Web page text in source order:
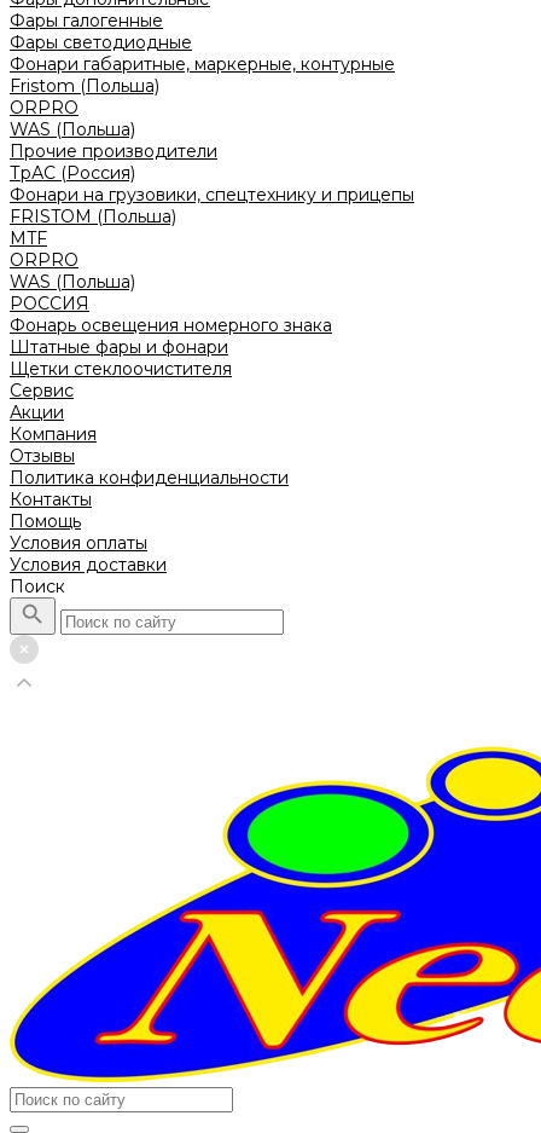
Фары галогенные
Фары светодиодные
Фонари габаритные, маркерные, контурные
Fristom (Польша)
ORPRO
WAS (Польша)
Прочие производители
ТрАС (Россия)
Фонари на грузовики, спецтехнику и прицепы
FRISTOM (Польша)
MTF
ORPRO
WAS (Польша)
РОССИЯ
Фонарь освещения номерного знака
Штатные фары и фонари
Щетки стеклоочистителя
Сервис
Акции
Компания
Отзывы
Политика конфиденциальности
Контакты
Помощь
Условия оплаты
Условия доставки
Поиск